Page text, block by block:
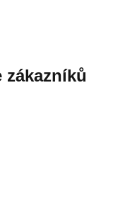
zákazníků